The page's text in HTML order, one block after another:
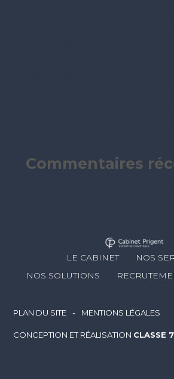
Commentaires
LE CABINET
NOS
NOS SOLUTIONS
Footer
PLAN DU SITE MENTIONS LÉGALES
CONCEPTION ET RÉALISATION CLASSE 7